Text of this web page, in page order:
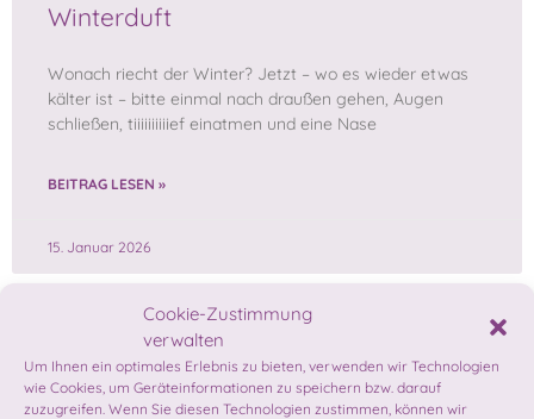
Cookie-Zustimmung
verwalten
Um Ihnen ein optimales Erlebnis zu bieten, verwenden wir Technologien
wie Cookies, um Geräteinformationen zu speichern bzw. darauf
zuzugreifen. Wenn Sie diesen Technologien zustimmen, können wir
Winterduft
Wonach riecht der Winter? Jetzt – wo es wieder etwas
kälter ist – bitte einmal nach draußen gehen, Augen
schließen, tiiiiiiiiiief einatmen und eine Nase
BEITRAG LESEN »
15. Januar 2026